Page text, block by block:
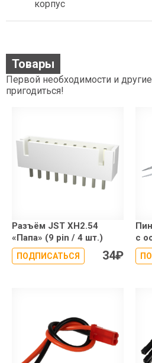
корпус
Товары
Первой необходимости и
пригодиться!
Разъём JST XH2.54
«Папа» (9 pin / 4 шт.)
ПОДПИСАТЬСЯ 34₽
с